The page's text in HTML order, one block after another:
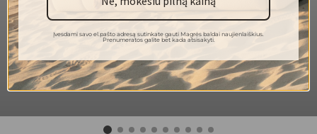
100 000
Atsparumas šviesai 5
Pilingas 4/5
Plovimas 30 °C
Įvesdami savo el.pašto adresą sutinkate gauti Magrės baldai naujienlaiškius.
Prenumeratos galite bet kada atsisakyti.